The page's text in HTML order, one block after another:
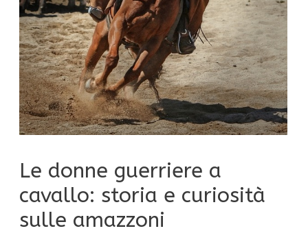
Le donne guerriere a
cavallo: storia e curiosità
sulle amazzoni